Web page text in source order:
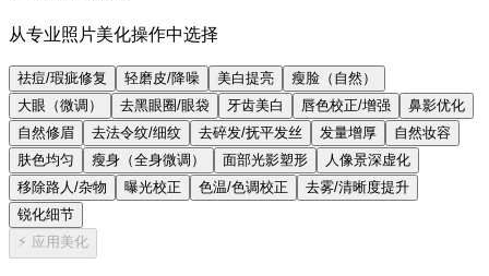
从专业照片美化操作中选择
祛痘/瑕疵修复 轻磨皮/降噪 美白提亮
瘦脸（自然）
大眼（微调）
去黑眼圈/眼袋 牙齿美白 唇色校正/增强
鼻影优化
自然修眉
去法令纹/细纹 去碎发/抚平发丝 发量增厚
自然妆容
肤色均匀
瘦身（全身微调） 面部光影塑形
人像景深虚化
移除路人/杂物
曝光校正 色温/色调校正
去雾/清晰度提升
锐化细节
⚡ 应用美化